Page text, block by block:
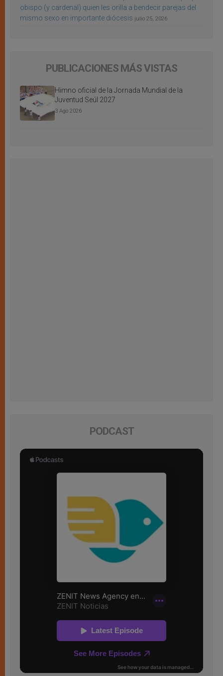
obispo (y cardenal) quien les orilla a bendecir parejas del
mismo sexo en importante diócesis julio 25, 2026
PUBLICACIONES MÁS VISTAS
Himno oficial de la Jornada Mundial de la
Juventud Seúl 2027
3 Ago 2026
PODCAST